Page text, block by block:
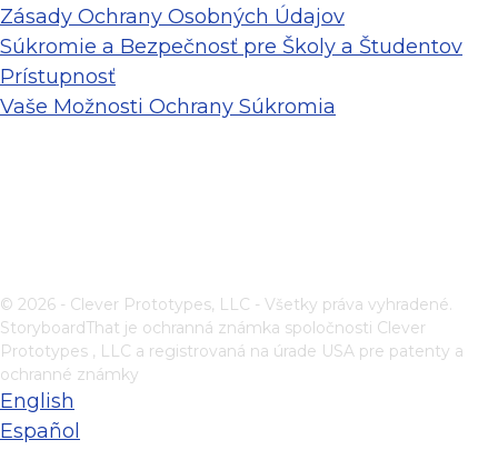
Zásady Ochrany Osobných Údajov
Súkromie a Bezpečnosť pre Školy a Študentov
Prístupnosť
Vaše Možnosti Ochrany Súkromia
© 2026 - Clever Prototypes, LLC - Všetky práva vyhradené.
StoryboardThat je ochranná známka spoločnosti Clever
Prototypes , LLC a registrovaná na úrade USA pre patenty a
ochranné známky
English
Español